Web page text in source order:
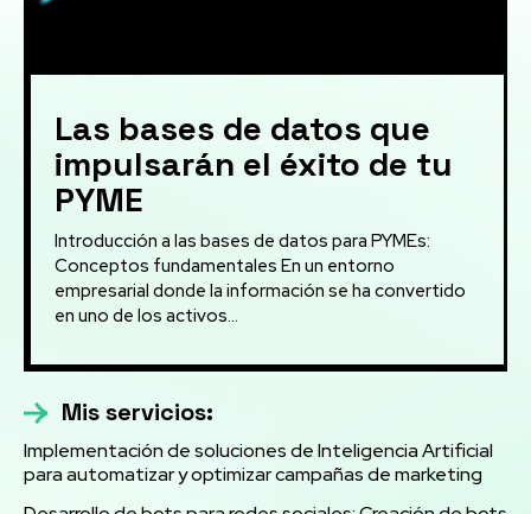
Las bases de datos que
impulsarán el éxito de tu
PYME
Introducción a las bases de datos para PYMEs:
Conceptos fundamentales En un entorno
empresarial donde la información se ha convertido
en uno de los activos...
Mis servicios:
Implementación de soluciones de Inteligencia Artificial
para automatizar y optimizar campañas de marketing